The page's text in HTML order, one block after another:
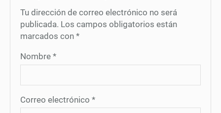
Tu dirección de correo electrónico no será
publicada. Los campos obligatorios están
marcados con *
Nombre *
Correo electrónico *